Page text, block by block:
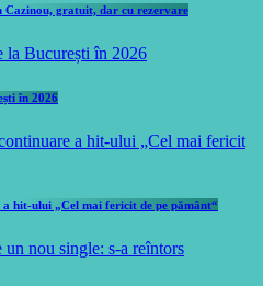
Cazinou, gratuit, dar cu rezervare
în 2026
hit-ului „Cel mai fericit de pe pământ“